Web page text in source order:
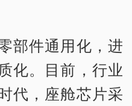
件通用化，进
化。目前，行业
代，座舱芯片采